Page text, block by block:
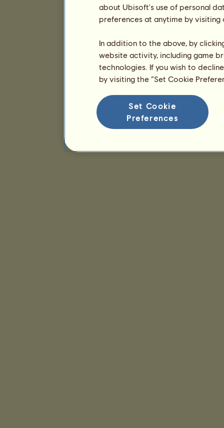
about Ubisoft's use of personal
preferences at anytime by
In addition to the above, by
website activity, including game
technologies. If you wish to
by visiting the “Set Cookie
Set Cookie
Preferences